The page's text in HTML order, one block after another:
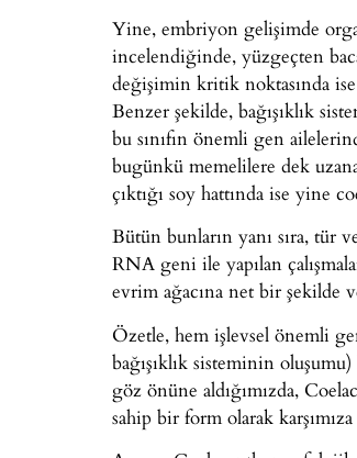
Yine, embriyon gelişimde
incelendiğinde, yüzgeçten
değişimin kritik noktasında
Benzer şekilde, bağışıklık
bu sınıfın önemli gen
bugünkü memelilere dek
çıktığı soy hattında ise yine
Bütün bunların yanı sıra, tür
RNA geni ile yapılan
evrim ağacına net bir şekilde
Özetle, hem işlevsel önemli
bağışıklık sisteminin
göz önüne aldığımızda,
sahip bir form olarak karşımıza